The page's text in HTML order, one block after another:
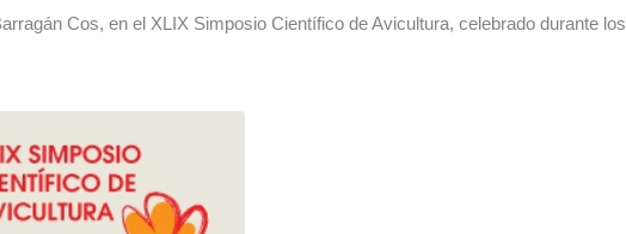
Cos, en el XLIX Simposio Científico de Avicultura, celebrado durante los